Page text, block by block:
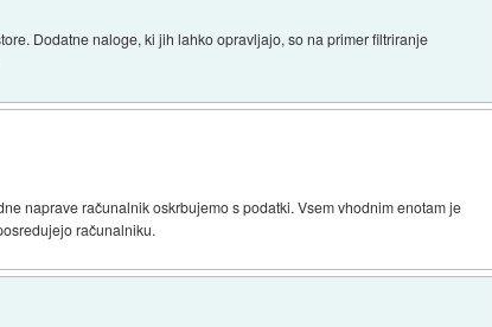
Dodatne naloge, ki jih lahko opravljajo, so na primer filtriranje
naprave računalnik oskrbujemo s podatki. Vsem vhodnim enotam je
računalniku.